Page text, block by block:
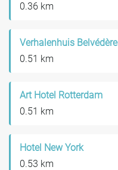
0.36 km
Verhalenhuis Belvédère
0.51 km
Art Hotel Rotterdam
0.51 km
Hotel New York
0.53 km